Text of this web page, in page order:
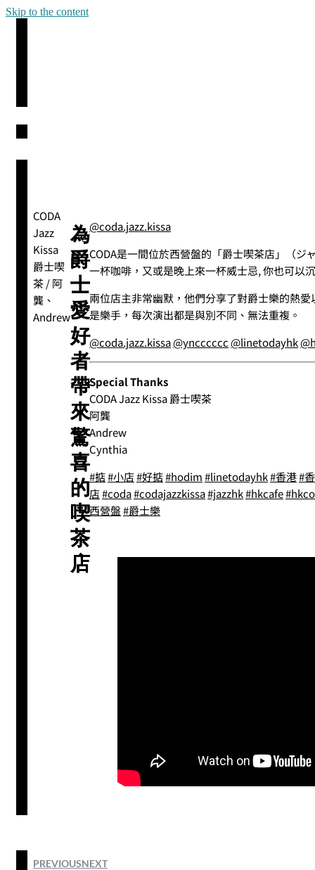
Skip to the content
CODA
Jazz
Kissa
爵士喫
茶 / 阿
龔、
Andrew
為
爵
士
愛
好
者
帶
來
驚
喜
的
喫
茶
店
@coda.jazz.kissa
CODA是一間位於西營盤的「爵士喫茶店」（
一杯咖啡，又或是晚上來一杯威士忌, 你也可以
兩位店主非常幽默，他們分享了對爵士樂的熱
是樂手，每次演出都是與別不同、無法重複。
@coda.jazz.kissa@yncccccc@linetodayhk
Special Thanks
CODA Jazz Kissa 爵士喫茶
阿龔
Andrew
Cynthia
#掂#小店#好掂#hodim#linetodayhk#香港#
店#coda#codajazzkissa#jazzhk#hkcafe
西營盤#爵士樂
PREVIOUSNEXT